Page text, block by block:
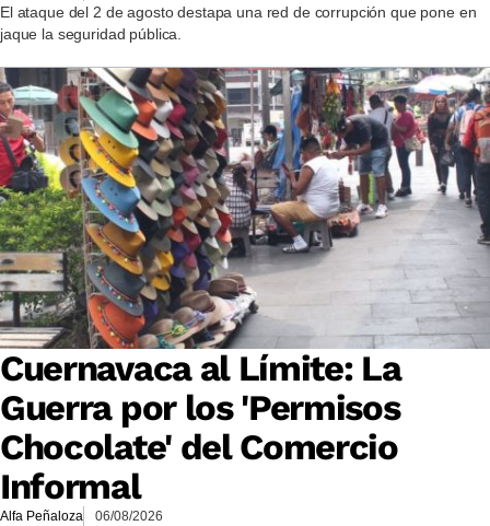
El ataque del 2 de agosto destapa una red de corrupción que pone en
jaque la seguridad pública.
Cuernavaca al Límite: La
Guerra por los 'Permisos
Chocolate' del Comercio
Informal
Alfa Peñaloza 06/08/2026